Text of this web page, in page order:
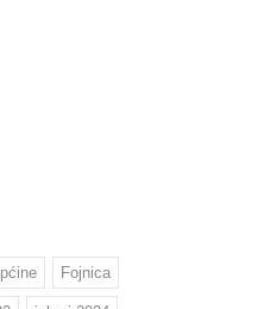
Fojnica